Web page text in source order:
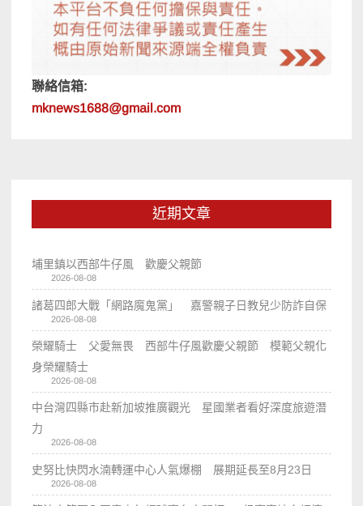
聯絡信箱:
mknews1688@gmail.com
近期文章
埔里鎮以西部牛仔風 歡慶父親節
2026-08-08
諸葛四郎大戰「網路魔鬼黨」 嘉警親子日教兒少防詐自保
2026-08-08
榮耀騎士 父愛無畏 西部牛仔風歡慶父親節 模範父親化
身榮耀騎士
2026-08-08
中台灣四縣市赴新加坡推廣觀光 星國業者看好深度旅遊潛
力
2026-08-08
史努比快閃水湳轉運中心人氣爆棚 展期延長至8月23日
2026-08-08